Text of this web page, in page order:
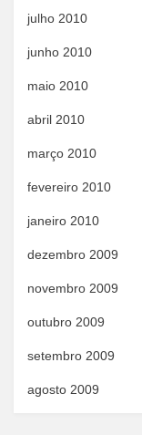
julho 2010
junho 2010
maio 2010
abril 2010
março 2010
fevereiro 2010
janeiro 2010
dezembro 2009
novembro 2009
outubro 2009
setembro 2009
agosto 2009